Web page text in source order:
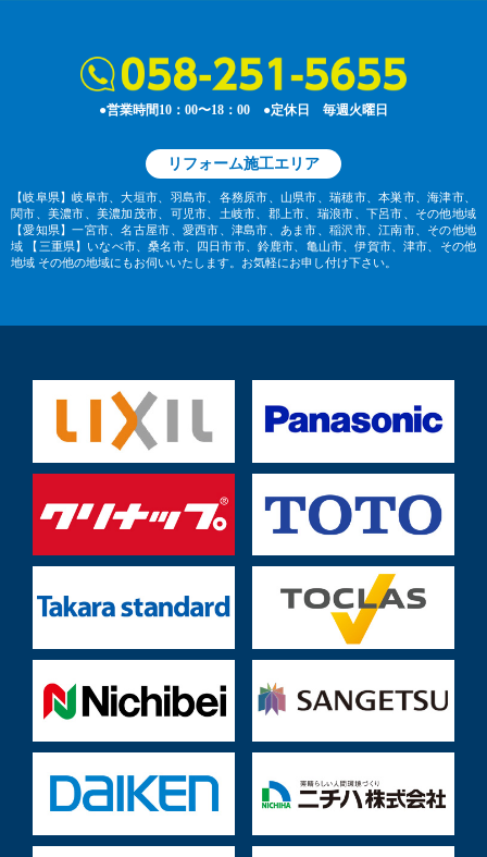
●営業時間10：00〜18：00 ●定休日 毎週火曜日
リフォーム施工エリア
【岐阜県】岐阜市、大垣市、羽島市、各務原市、山県市、瑞穂市、本巣市、海津市、
関市、美濃市、美濃加茂市、可児市、土岐市、郡上市、瑞浪市、下呂市、その他地域
【愛知県】一宮市、名古屋市、愛西市、津島市、あま市、稲沢市、江南市、その他地
域 【三重県】いなべ市、桑名市、四日市市、鈴鹿市、亀山市、伊賀市、津市、その他
地域 その他の地域にもお伺いいたします。お気軽にお申し付け下さい。